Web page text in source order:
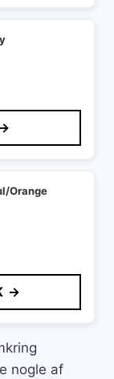
Orange
→
nogle af